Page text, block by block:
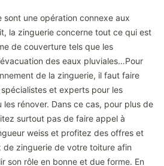
une opération connexe aux
la zinguerie concerne tout ce qui est
de couverture tels que les
des eaux pluviales…Pour
de la zinguerie, il faut faire
et experts pour les
les rénover. Dans ce cas, pour plus de
surtout pas de faire appel à
weiss et profitez des offres et
de zinguerie de votre toiture afin
son rôle en bonne et due forme. En